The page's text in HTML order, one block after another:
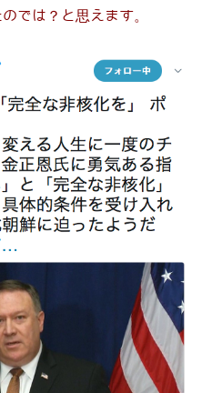
では？と思えます。